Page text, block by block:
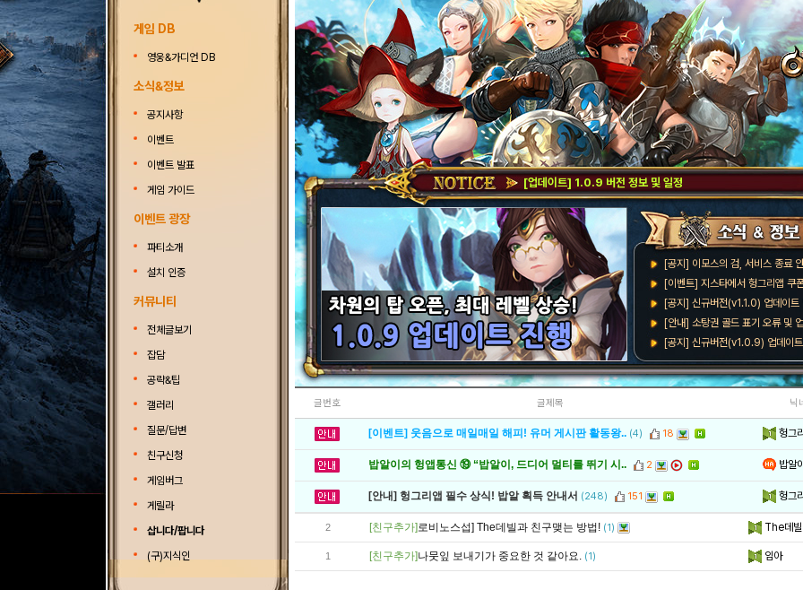
게임 DB
영웅&가디언 DB
소식&정보
공지사항
이벤트
이벤트 발표
게임 가이드
이벤트 광장
파티소개
설치 인증
커뮤니티
전체글보기
잡담
공략&팁
갤러리
질문/답변
친구신청
게임버그
게릴라
삽니다/팝니다
(구)지식인
[업데이트] 1.0.9 버전 정보 및 일정
[공지] 이모스의 검, 서비스 종료
[이벤트] 지스타에서 헝그리앱 쿠
[공지] 신규버전(v1.1.0) 업데이트
[안내] 소탕권 골드 표기 오류 및
[공지] 신규버전(v1.0.9) 업데이
글번호 글제목 닉
[이벤트] 웃음으로 매일매일 해피! 유머 게시판 활동왕.. (4) 18 헝그
밥알이의 헝앱통신 ⑲ “밥알이, 드디어 멀티를 뛰기 시.. 2 밥알
[안내] 헝그리앱 필수 상식! 밥알 획득 안내서 (248) 151 헝그
2 [친구추가]로비노스섭] The데빌과 친구맺는 방법! (1) The데빌
1 [친구추가]나뭇잎 보내기가 중요한 것 같아요. (1) 임아